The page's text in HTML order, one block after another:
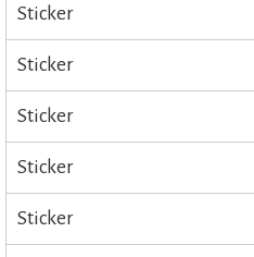
Sticker
Sticker
Sticker
Sticker
Sticker